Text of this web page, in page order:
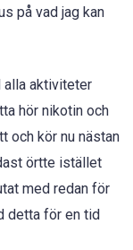
på vad jag kan
alla aktiviteter
hör nikotin och
och kör nu nästan
örtte istället
med redan för
detta för en tid